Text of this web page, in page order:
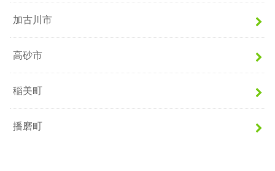
加古川市
高砂市
稲美町
播磨町